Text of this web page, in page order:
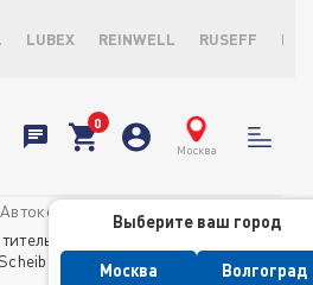
LUBEX REINWELL RUSEFF
Москва
Выберите ваш город
Москва Волгоград
Автокосметика
Super Konzentrat